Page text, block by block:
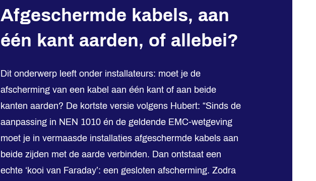
Afgeschermde kabels, aan
één kant aarden, of allebei?
Dit onderwerp leeft onder installateurs: moet je de
afscherming van een kabel aan één kant of aan beide
kanten aarden? De kortste versie volgens Hubert: “Sinds de
aanpassing in NEN 1010 én de geldende EMC-wetgeving
moet je in vermaasde installaties afgeschermde kabels aan
beide zijden met de aarde verbinden. Dan ontstaat een
echte ‘kooi van Faraday’: een gesloten afscherming. Zodra